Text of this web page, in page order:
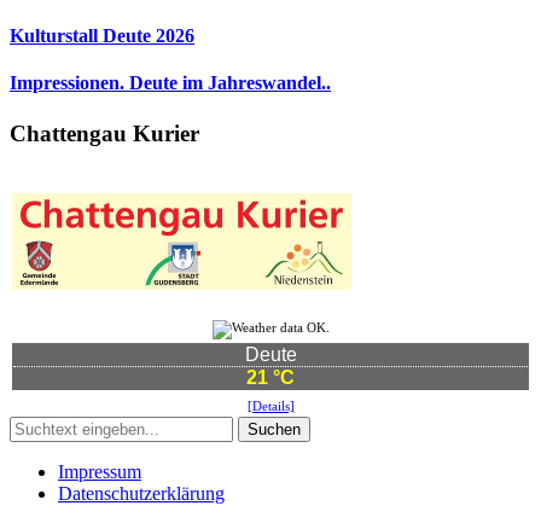
Kulturstall Deute 2026
Impressionen. Deute im Jahreswandel..
Chattengau Kurier
Deute
21 °C
[Details]
Suchen
Impressum
Datenschutzerklärung